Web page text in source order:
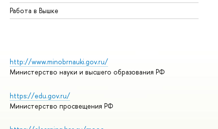
Работа в Вышке
http://www.minobrnauki.gov.ru/
Министерство науки и высшего образования РФ
https://edu.gov.ru/
Министерство просвещения РФ